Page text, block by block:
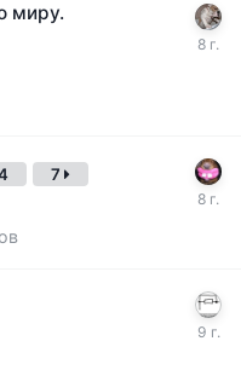
миру.
7